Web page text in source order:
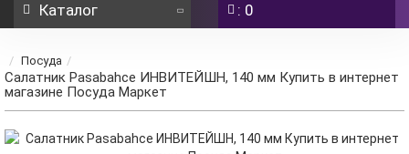
Каталог : 0
Посуда
Салатник Pasabahce ИНВИТЕЙШН, 140 мм Купить в интернет
магазине Посуда Маркет